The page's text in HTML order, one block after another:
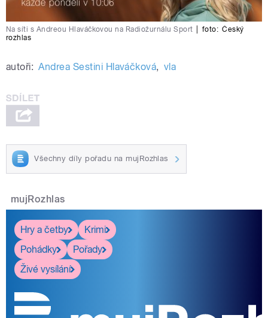
Na síti s Andreou Hlaváčkovou na Radiožurnálu Sport foto: Český
rozhlas
autoři: Andrea Sestini Hlaváčková, vla
Všechny díly pořadu na mujRozhlas
mujRozhlas
Hry a četby
Krimi
Pohádky
Pořady
Živé vysílání